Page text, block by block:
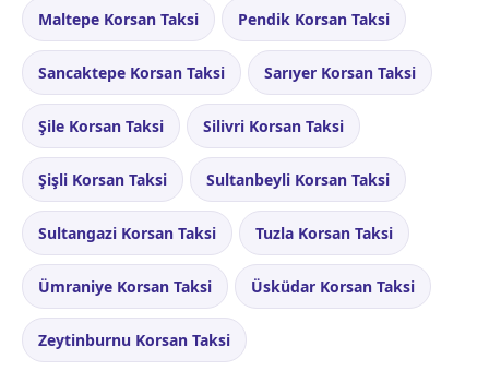
Maltepe Korsan Taksi Pendik Korsan Taksi
Sancaktepe Korsan Taksi Sarıyer Korsan Taksi
Şile Korsan Taksi Silivri Korsan Taksi
Şişli Korsan Taksi Sultanbeyli Korsan Taksi
Sultangazi Korsan Taksi Tuzla Korsan Taksi
Ümraniye Korsan Taksi Üsküdar Korsan Taksi
Zeytinburnu Korsan Taksi